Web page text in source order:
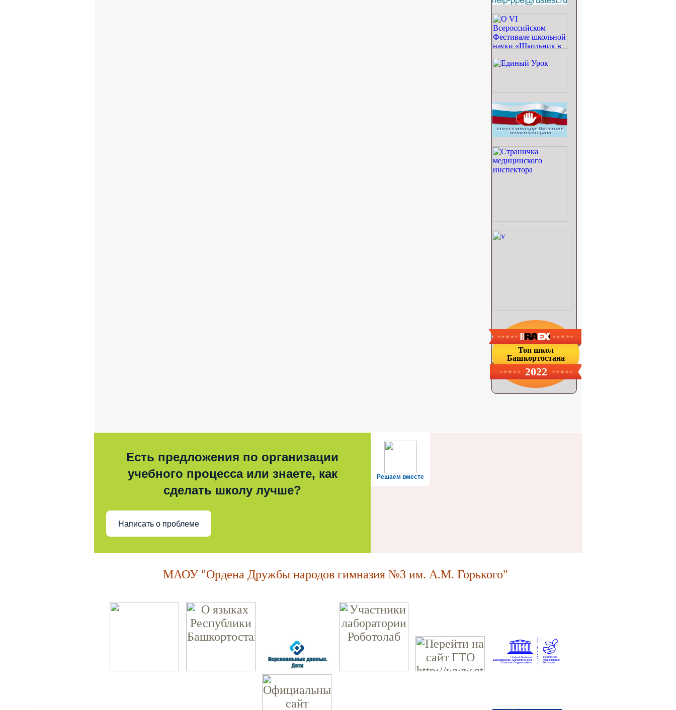
Топ школ
Башкортостана
2022
Решаем вместе
Есть предложения по организации
учебного процесса или знаете, как
сделать школу лучше?
Написать о проблеме
МАОУ "Ордена Дружбы народов гимназия №3 им. А.М. Горького"